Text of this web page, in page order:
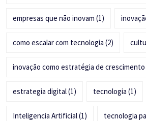
empresas que não inovam (1)
como escalar com tecnologia (2)
inovação como estratégia de crescimento
estrategia digital(1) tecnologia (1)
Inteligencia Artificial(1) tecnologia